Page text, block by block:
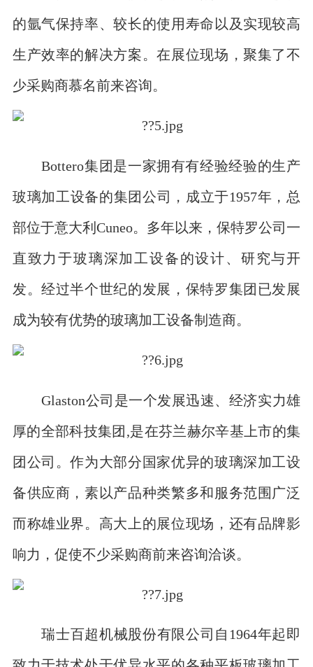
的氩气保持率、较长的使用寿命以及实现较高
生产效率的解决方案。在展位现场，聚集了不
少采购商慕名前来咨询。
Bottero集团是一家拥有有经验经验的生产
玻璃加工设备的集团公司，成立于1957年，总
部位于意大利Cuneo。多年以来，保特罗公司一
直致力于玻璃深加工设备的设计、研究与开
发。经过半个世纪的发展，保特罗集团已发展
成为较有优势的玻璃加工设备制造商。
Glaston公司是一个发展迅速、经济实力雄
厚的全部科技集团,是在芬兰赫尔辛基上市的集
团公司。作为大部分国家优异的玻璃深加工设
备供应商，素以产品种类繁多和服务范围广泛
而称雄业界。高大上的展位现场，还有品牌影
响力，促使不少采购商前来咨询洽谈。
瑞士百超机械股份有限公司自1964年起即